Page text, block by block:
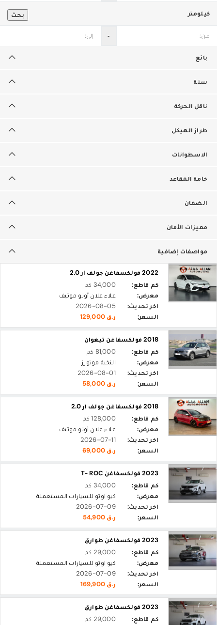
بحث كيلومتر
‐
بائع
سنة
ناقل الحركة
طراز الهيكل
الاسطوانات
خامة المقاعد
الضمان
مميزات الأمان
مواصفات إضافية
2022 فولكسفاغن جولف ار 2.0
كم قاطع:
34,000 كم
معرض:
علاء علان أوتو موتيف
اخر تحديث:
2026-08-05
السعر:
ر.ق 129,000
2018 فولكسفاغن تيغوان
كم قاطع:
81,000 كم
معرض:
النخبة موتورز
اخر تحديث:
2026-08-01
السعر:
ر.ق 58,000
2018 فولكسفاغن جولف ار 2.0
كم قاطع:
128,000 كم
معرض:
علاء علان أوتو موتيف
اخر تحديث:
2026-07-11
السعر:
ر.ق 69,000
2023 فولكسفاغن T- ROC
كم قاطع:
34,000 كم
معرض:
كيو اوتو للسيارات المستعملة
اخر تحديث:
2026-07-09
السعر:
ر.ق 54,900
2023 فولكسفاغن طوارق
كم قاطع:
29,000 كم
معرض:
كيو اوتو للسيارات المستعملة
اخر تحديث:
2026-07-09
السعر:
ر.ق 169,900
2023 فولكسفاغن طوارق
كم قاطع:
29,000 كم